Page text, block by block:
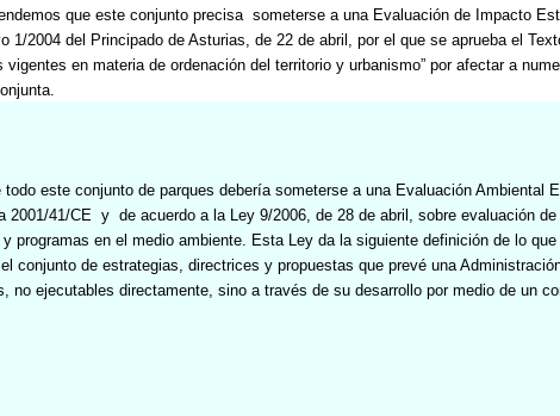
que este conjunto precisa someterse a una Evaluación de Impacto
1/2004 del Principado de Asturias, de 22 de abril, por el que se aprueba el
vigentes en materia de ordenación del territorio y urbanismo” por afectar a
todo este conjunto de parques debería someterse a una Evaluación Ambiental
2001/41/CE y de acuerdo a la Ley 9/2006, de 28 de abril, sobre evaluación
programas en el medio ambiente. Esta Ley da la siguiente definición de lo
conjunto de estrategias, directrices y propuestas que prevé una
no ejecutables directamente, sino a través de su desarrollo por medio de un